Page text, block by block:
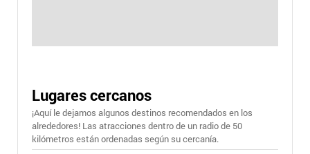
Lugares cercanos
¡Aquí le dejamos algunos destinos recomendados en los
alrededores! Las atracciones dentro de un radio de 50
kilómetros están ordenadas según su cercanía.